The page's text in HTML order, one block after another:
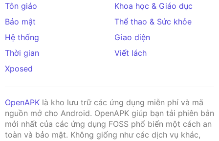
Tôn giáo
Khoa học & Giáo dục
Bảo mật
Thể thao & Sức khỏe
Hệ thống
Giao diện
Thời gian
Viết lách
Xposed
OpenAPK là kho lưu trữ các ứng dụng miễn phí và mã
nguồn mở cho Android. OpenAPK giúp bạn tải phiên bản
mới nhất của các ứng dụng FOSS phổ biến một cách an
toàn và bảo mật. Không giống như các dịch vụ khác,